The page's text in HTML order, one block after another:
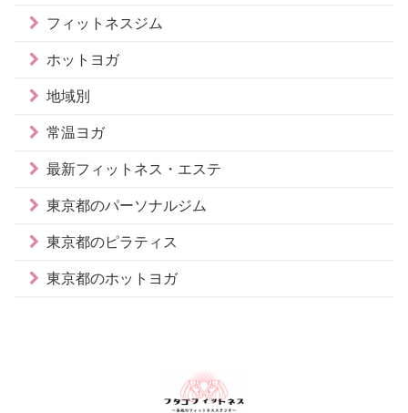
フィットネスジム
ホットヨガ
地域別
常温ヨガ
最新フィットネス・エステ
東京都のパーソナルジム
東京都のピラティス
東京都のホットヨガ